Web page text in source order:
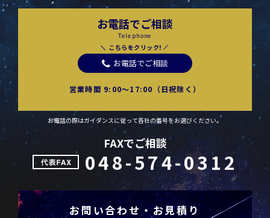
お電話でご相談
Telephone
こちらをクリック!
お電話でご相談
営業時間 9:00〜17:00（日祝除く）
お電話の際はガイダンスに従って各社の番号をお選びください。
FAXでご相談
048-574-0312
お問い合わせ・お見積り